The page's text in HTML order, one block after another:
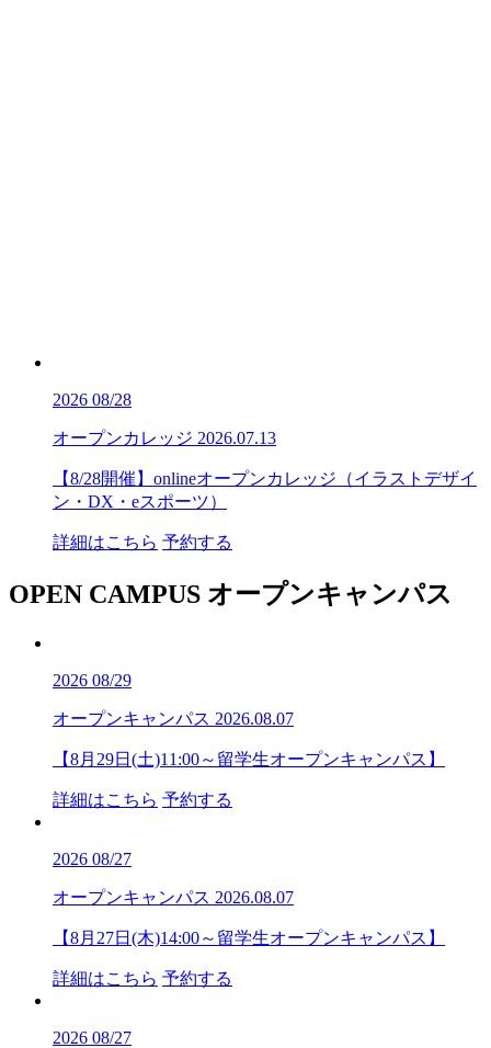
2026 08/28
オープンカレッジ 2026.07.13
【8/28開催】onlineオープンカレッジ（イラストデザイ
ン・DX・eスポーツ）
詳細はこちら 予約する
OPEN CAMPUS オープンキャンパス
2026 08/29
オープンキャンパス 2026.08.07
【8月29日(土)11:00～留学生オープンキャンパス】
詳細はこちら 予約する
2026 08/27
オープンキャンパス 2026.08.07
【8月27日(木)14:00～留学生オープンキャンパス】
詳細はこちら 予約する
2026 08/27